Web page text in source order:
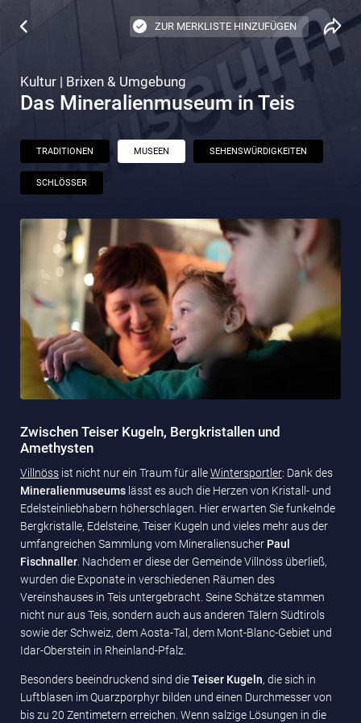
ZUR MERKLISTE HINZUFÜGEN
Kultur | Brixen & Umgebung
Das Mineralienmuseum in Teis
TRADITIONEN MUSEEN SEHENSWÜRDIGKEITEN
SCHLÖSSER
Zwischen Teiser Kugeln, Bergkristallen und
Amethysten
Villnöss ist nicht nur ein Traum für alleWintersportler: Dank des
Mineralienmuseums lässt es auch die Herzen von Kristall- und
Edelsteinliebhabern höherschlagen. Hier erwarten Sie funkelnde
Bergkristalle, Edelsteine, Teiser Kugeln und vieles mehr aus der
umfangreichen Sammlung vom Mineraliensucher Paul
Fischnaller . Nachdem er diese der Gemeinde Villnöss überließ,
wurden die Exponate in verschiedenen Räumen des
Vereinshauses in Teis untergebracht. Seine Schätze stammen
nicht nur aus Teis, sondern auch aus anderen Tälern Südtirols
sowie der Schweiz, dem Aosta-Tal, dem Mont-Blanc-Gebiet und
Idar-Oberstein in Rheinland-Pfalz.
Besonders beeindruckend sind dieTeiser Kugeln, die sich in
Luftblasen im Quarzporphyr bilden und einen Durchmesser von
bis zu 20 Zentimetern erreichen. Wenn salzige Lösungen in die